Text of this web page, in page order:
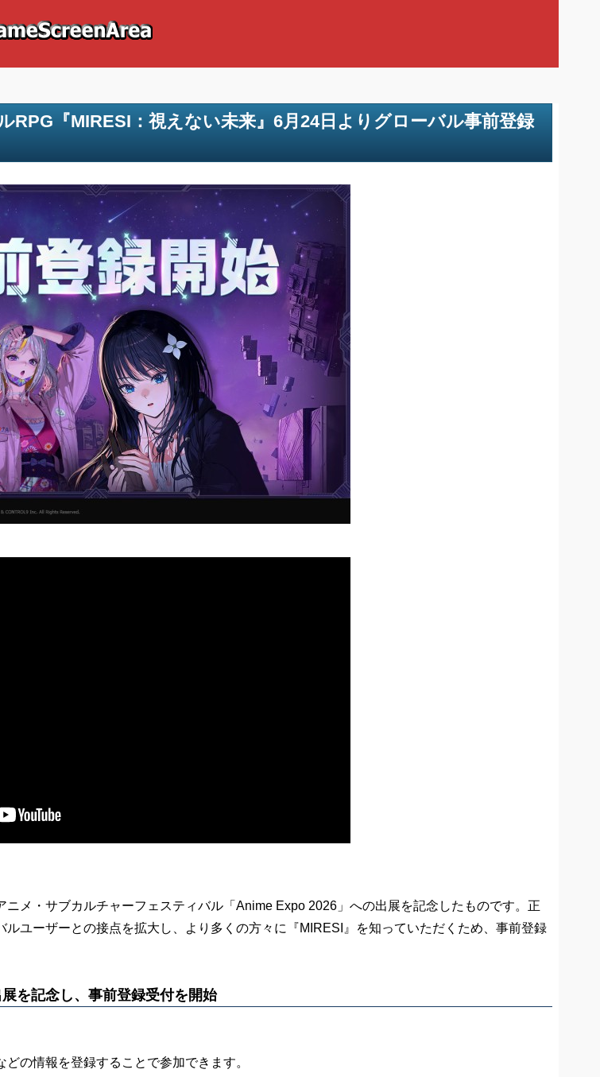
RPG『MIRESI：視えない未来』6月24日よりグローバル事前登録
ニメ・サブカルチャーフェスティバル「Anime Expo 2026」への出展を記念したものです。正
ルユーザーとの接点を拡大し、より多くの方々に『MIRESI』を知っていただくため、事前登録
を記念し、事前登録受付を開始
の情報を登録することで参加できます。